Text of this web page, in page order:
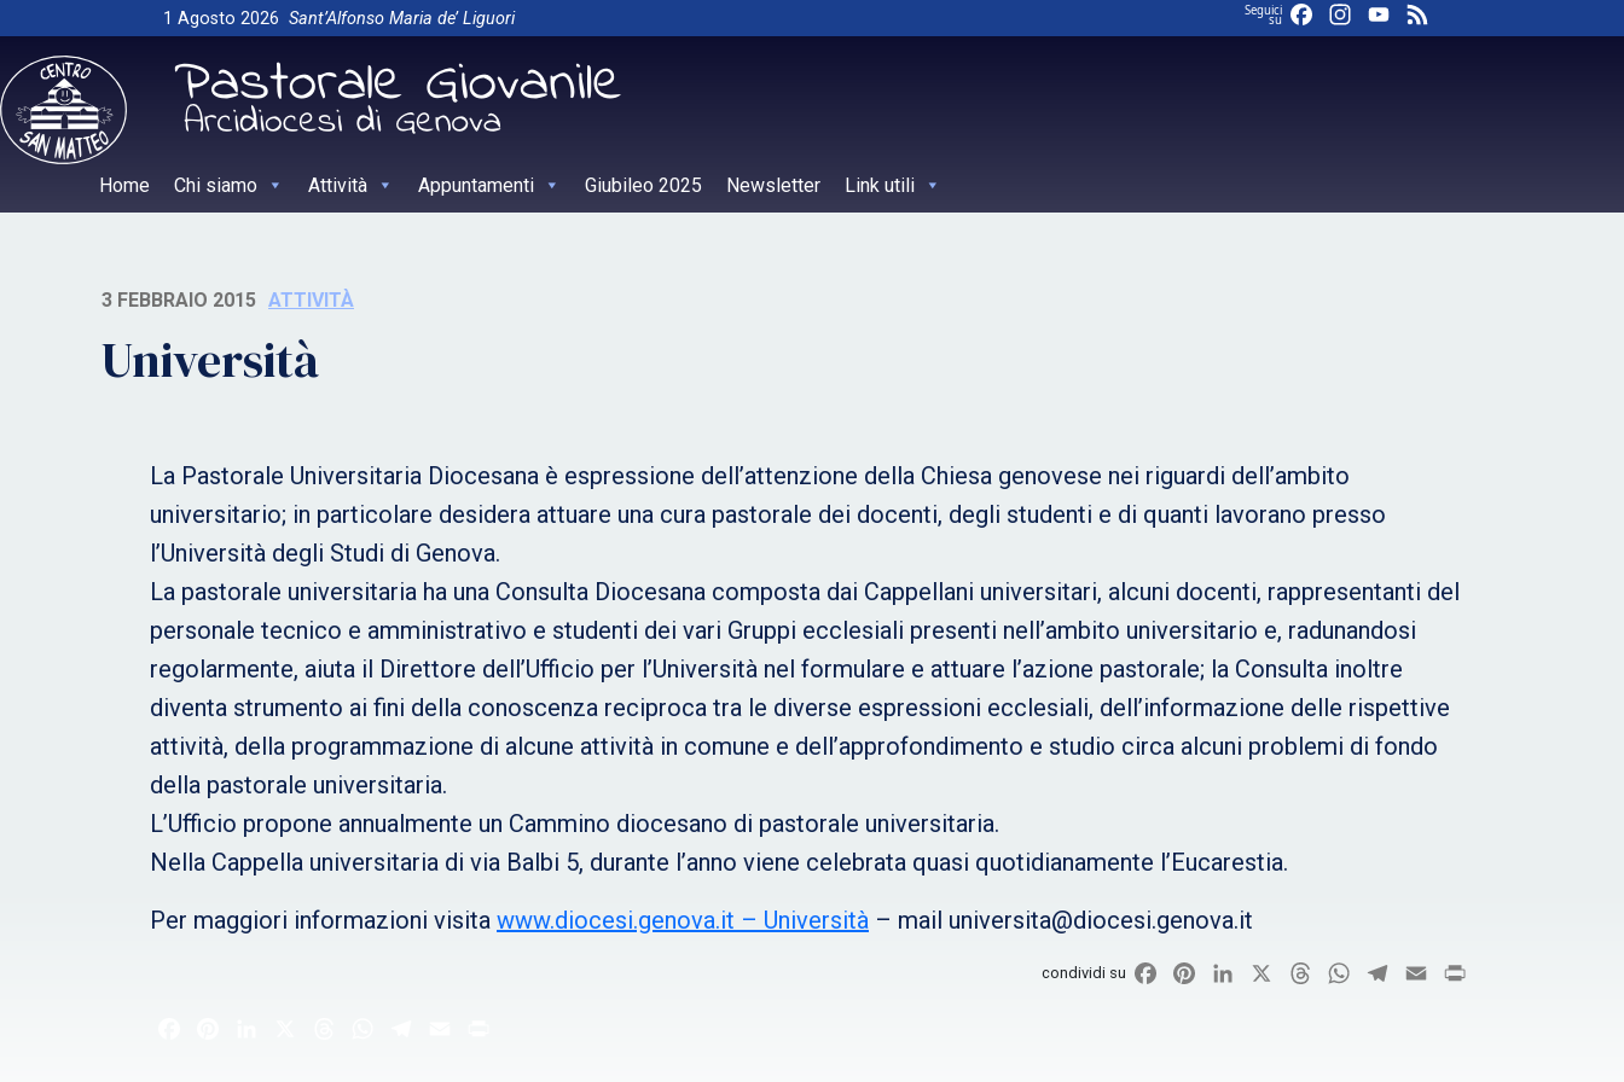
to
content
1 Agosto 2026 Sant’Alfonso Maria de’ Liguori Seguici
su FacebookInstagram
YouTube
Home Chi siamo Attività Appuntamenti Giubileo 2025 Newsletter Link utili
3 FEBBRAIO 2015 ATTIVITÀ
Università
La Pastorale Universitaria Diocesana è espressione dell’attenzione della Chiesa genovese nei riguardi dell’ambito
universitario; in particolare desidera attuare una cura pastorale dei docenti, degli studenti e di quanti lavorano presso
l’Università degli Studi di Genova.
La pastorale universitaria ha una Consulta Diocesana composta dai Cappellani universitari, alcuni docenti, rappresentanti del
personale tecnico e amministrativo e studenti dei vari Gruppi ecclesiali presenti nell’ambito universitario e, radunandosi
regolarmente, aiuta il Direttore dell’Ufficio per l’Università nel formulare e attuare l’azione pastorale; la Consulta inoltre
diventa strumento ai fini della conoscenza reciproca tra le diverse espressioni ecclesiali, dell’informazione delle rispettive
attività, della programmazione di alcune attività in comune e dell’approfondimento e studio circa alcuni problemi di fondo
della pastorale universitaria.
L’Ufficio propone annualmente un Cammino diocesano di pastorale universitaria.
Nella Cappella universitaria di via Balbi 5, durante l’anno viene celebrata quasi quotidianamente l’Eucarestia.
Per maggiori informazioni visita www.diocesi.genova.it – Università – mail universita@diocesi.genova.it
condividi su FacebookPinterestLinkedIn ThreadsWhatsApp
Telegram
Email